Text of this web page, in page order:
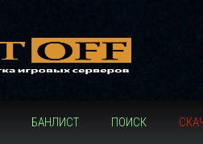
БАНЛИСТ ПОИСК